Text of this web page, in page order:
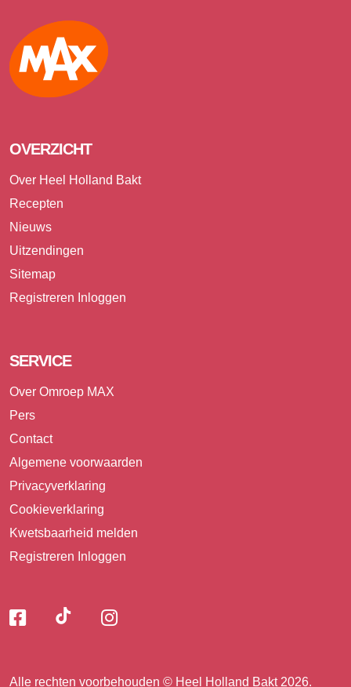
Max
OVERZICHT
Over Heel Holland Bakt
Recepten
Nieuws
Uitzendingen
Sitemap
Registreren Inloggen
SERVICE
Over Omroep MAX
Pers
Contact
Algemene voorwaarden
Privacyverklaring
Cookieverklaring
Kwetsbaarheid melden
Registreren Inloggen
Volg
ons
Volg
Volg
Alle rechten voorbehouden © Heel Holland Bakt 2026.